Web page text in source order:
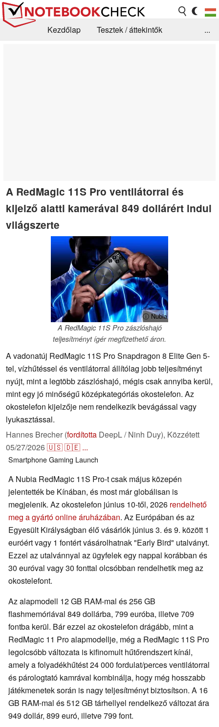
Kezdőlap
Tesztek / áttekintők
...
A RedMagic 11S Pro ventilátorral és
kijelző alatti kamerával 849 dollárért indul
világszerte
ⓘ Nubia
A RedMagic 11S Pro zászlóshajó
teljesítményt ígér megfizethető áron.
A vadonatúj RedMagic 11S Pro Snapdragon 8 Elite Gen 5-
tel, vízhűtéssel és ventilátorral állítólag jobb teljesítményt
nyújt, mint a legtöbb zászlóshajó, mégis csak annyiba kerül,
mint egy jó minőségű középkategóriás okostelefon. Az
okostelefon kijelzője nem rendelkezik bevágással vagy
lyukasztással.
Hannes Brecher (fordította DeepL / Ninh Duy), Közzétett
05/27/2026🇺🇸🇩🇪 ...
SmartphoneGaming Launch
A Nubia RedMagic 11S Pro-t csak május közepén
jelentették be Kínában, és most már globálisan is
megjelenik. Az okostelefon június 10-től, 2026 rendelhető
meg a gyártó online áruházában. Az Európában és az
Egyesült Királyságban élő vásárlók június 3. és 9. között 1
euróért vagy 1 fontért vásárolhatnak "Early Bird" utalványt.
Ezzel az utalvánnyal az ügyfelek egy nappal korábban és
30 euróval vagy 30 fonttal olcsóbban rendelhetik meg az
okostelefont.
Az alapmodell 12 GB RAM-mal és 256 GB
flashmemóriával 849 dollárba, 799 euróba, illetve 709
fontba kerül. Bár ezzel az okostelefon drágább, mint a
RedMagic 11 Pro alapmodellje, még a RedMagic 11S Pro
legolcsóbb változata is kifinomult hűtőrendszert kínál,
amely a folyadékhűtést 24 000 fordulat/perces ventilátorral
és párologtató kamrával kombinálja, hogy még hosszabb
játékmenetek során is nagy teljesítményt biztosítson. A 16
GB RAM-mal és 512 GB tárhellyel rendelkező változat ára
949 dollár, 899 euró, illetve 799 font.